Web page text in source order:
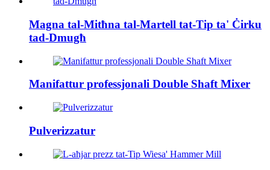
Magna tal-Mitħna tal-Martell tat-Tip ta' Ċirku
tad-Dmugħ
Manifattur professjonali Double Shaft Mixer
Pulverizzatur